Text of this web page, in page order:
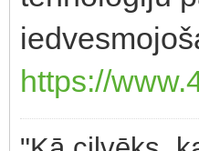
https://